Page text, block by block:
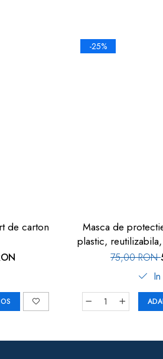
-25%
Masca de
plastic,
75,00 RON